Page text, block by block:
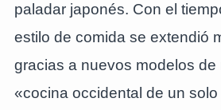
paladar japonés. Con el
estilo de comida se extendió
gracias a nuevos modelos
«cocina occidental de un